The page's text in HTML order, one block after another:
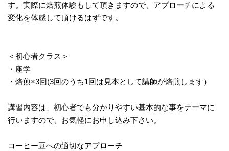
す。実際に焙煎体験もして頂きますので、アプローチによる
変化を体感して頂けるはずです。
＜初心者クラス＞
・座学
・焙煎×3回(3回のうち1回は見本として講師が焙煎します）
講習内容は、初心者でも分かりやすい基本的な事をテーマに
行いますので、お気軽にお申し込み下さい。
コーヒー豆への適切なアプローチ